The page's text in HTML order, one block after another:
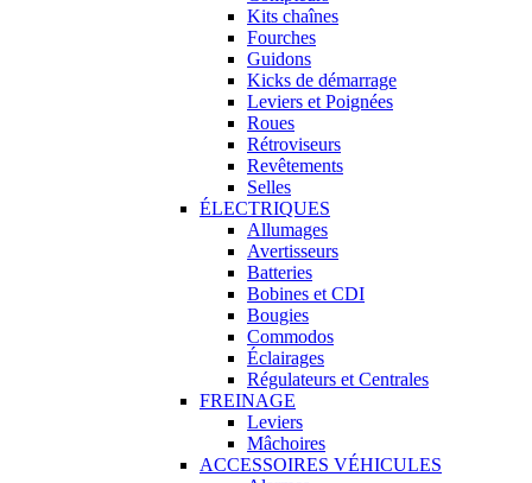
Kits chaînes
Fourches
Guidons
Kicks de démarrage
Leviers et Poignées
Roues
Rétroviseurs
Revêtements
Selles
ÉLECTRIQUES
Allumages
Avertisseurs
Batteries
Bobines et CDI
Bougies
Commodos
Éclairages
Régulateurs et Centrales
FREINAGE
Leviers
Mâchoires
ACCESSOIRES VÉHICULES